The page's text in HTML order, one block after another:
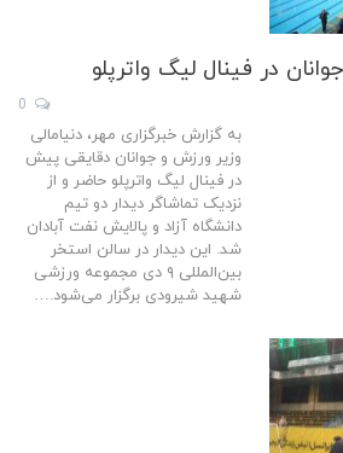
در فینال لیگ واترپلو
به گزارش خبرگزاری مهر، دنیامالی
وزیر ورزش و جوانان دقایقی پیش
در فینال لیگ واترپلو حاضر و از
نزدیک تماشاگر دیدار دو تیم
دانشگاه آزاد و پالایش نفت آبادان
شد. این دیدار در سالن استخر
بین‌المللی ٩ دی مجموعه ورزشی
شهید شیرودی برگزار می‌شود.…